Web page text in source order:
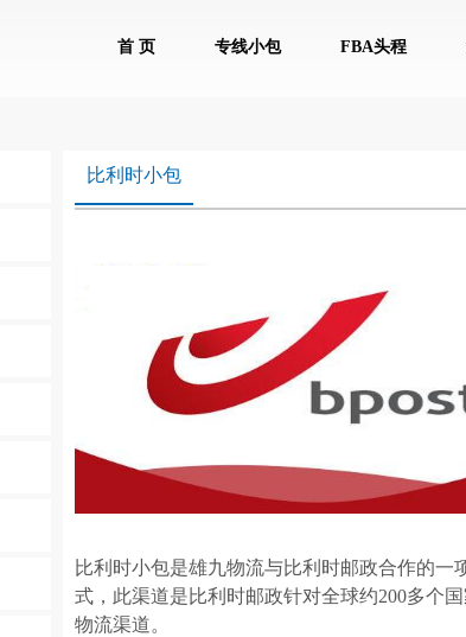
首 页 专线小包 FBA头程
比利时小包
比利时小包是雄九物流与比利时邮政合作的一
式，此渠道是比利时邮政针对全球约200多个
物流渠道。